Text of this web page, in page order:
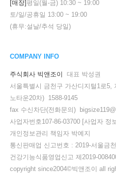
[매장]평일(월-금) 10:30 ~ 19:00
토/일/공휴일 13:00 ~ 19:00
(휴무:설날/추석 당일)
COMPANY INFO
주식회사 빅앤조이
대표 박성권
서울특별시 금천구 가산디지털1로5,
노타운20차) 1588-9145
fax 수신차단(전화문의)
사업자번호107-86-03700 [사업자 정
개인정보관리 책임자 박예지
통신판매업 신고번호 : 2019-서울금
건강기능식품영업신고 제2019-
copyright since2004©빅앤조이 all